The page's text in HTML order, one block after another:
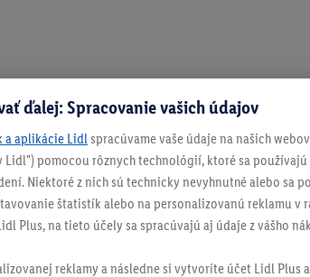
ďalej: Spracovanie vašich údajov
a aplikácie Lidl spracúvame vaše údaje na našich
pomocou rôznych technológií, ktoré sa
Niektoré z nich sú technicky nevyhnutné alebo sa
štatistík alebo na personalizovanú reklamu v
Plus, na tieto účely sa spracúvajú aj údaje z vášho
reklamy a následne si vytvoríte účet Lidl Plus